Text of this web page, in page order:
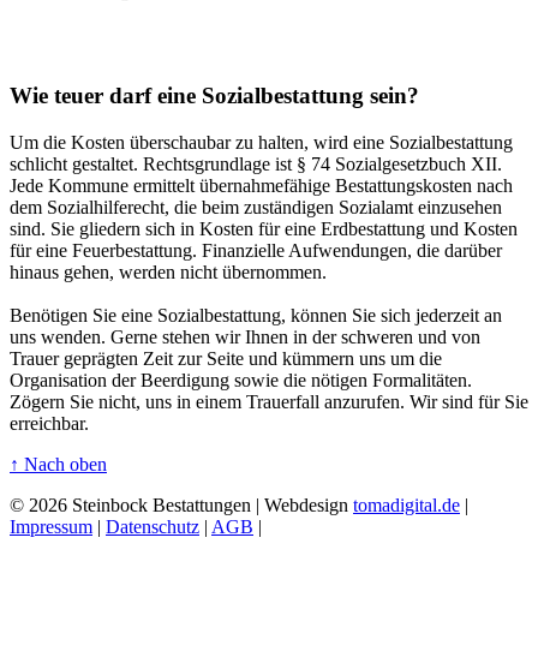
Wie teuer darf eine Sozialbestattung sein?
Um die Kosten überschaubar zu halten, wird eine Sozialbestattung
schlicht gestaltet. Rechtsgrundlage ist § 74 Sozialgesetzbuch XII.
Jede Kommune ermittelt übernahmefähige Bestattungskosten nach
dem Sozialhilferecht, die beim zuständigen Sozialamt einzusehen
sind. Sie gliedern sich in Kosten für eine Erdbestattung und Kosten
für eine Feuerbestattung. Finanzielle Aufwendungen, die darüber
hinaus gehen, werden nicht übernommen.
Benötigen Sie eine Sozialbestattung, können Sie sich jederzeit an
uns wenden. Gerne stehen wir Ihnen in der schweren und von
Trauer geprägten Zeit zur Seite und kümmern uns um die
Organisation der Beerdigung sowie die nötigen Formalitäten.
Zögern Sie nicht, uns in einem Trauerfall anzurufen. Wir sind für Sie
erreichbar.
↑ Nach oben
© 2026 Steinbock Bestattungen | Webdesign tomadigital.de |
Impressum | Datenschutz | AGB |